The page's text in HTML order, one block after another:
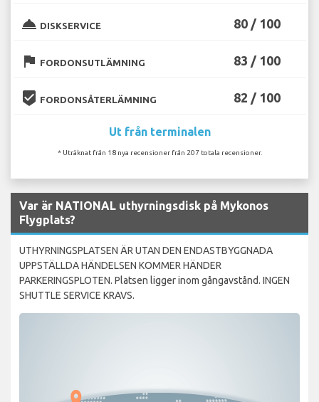
room_service DISKSERVICE 80 / 100
flag FORDONSUTLÄMNING 83 / 100
beenhere FORDONSÅTERLÄMNING 82 / 100
Ut från terminalen
* Uträknat från 18 nya recensioner från 207 totala recensioner.
Var är NATIONAL uthyrningsdisk på Mykonos
Flygplats?
UTHYRNINGSPLATSEN ÄR UTAN DEN ENDASTBYGGNADA
UPPSTÄLLDA HÄNDELSEN KOMMER HÄNDER
PARKERINGSPLOTEN. Platsen ligger inom gångavstånd. INGEN
SHUTTLE SERVICE KRAVS.